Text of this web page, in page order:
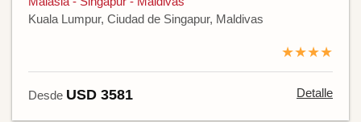
Kuala Lumpur, Ciudad de Singapur, Maldivas
★★★★
Desde USD 3581 Detalle